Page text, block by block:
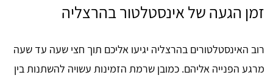
זמן הגעה של אינסטלטור בהרצליה
רוב האינסטלטורים בהרצליה יגיעו אליכם תוך חצי שעה עד שעה
מרגע הפנייה אליהם. כמובן שרמת הזמינות עשויה להשתנות בין